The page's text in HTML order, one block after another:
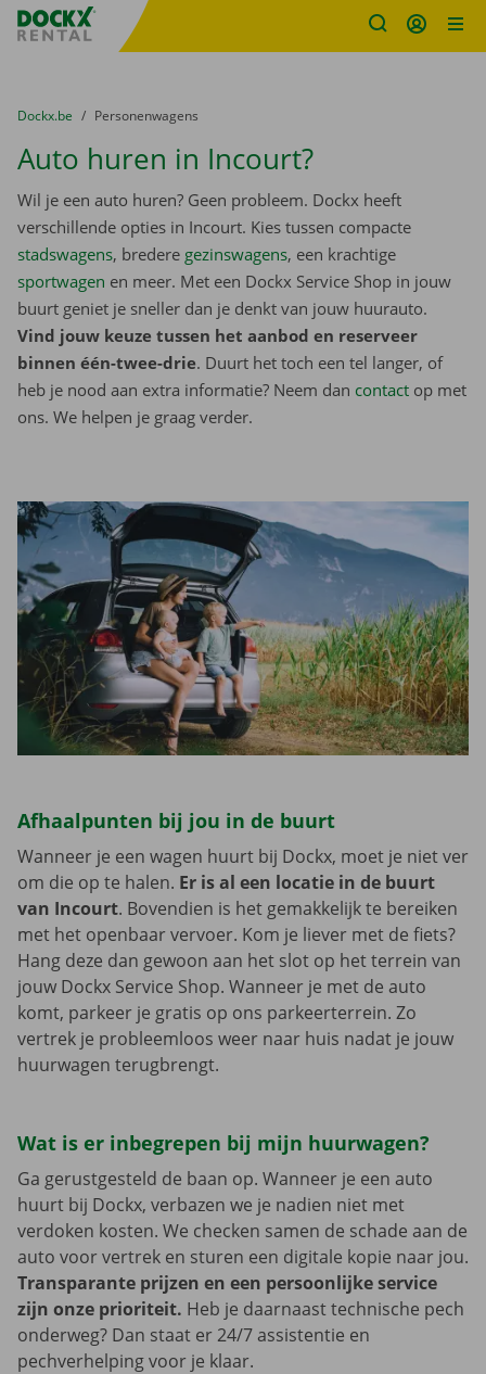
Fratello DEMO
U bevindt zich hier:
van
Dockx.be naar
Personenwagens
Auto huren in Incourt?
Wil je een auto huren? Geen probleem. Dockx heeft
verschillende opties in Incourt. Kies tussen compacte
stadswagens, bredere gezinswagens, een krachtige
sportwagen en meer. Met een Dockx Service Shop in jouw
buurt geniet je sneller dan je denkt van jouw huurauto.
Vind jouw keuze tussen het aanbod en reserveer
binnen één-twee-drie. Duurt het toch een tel langer, of
heb je nood aan extra informatie? Neem dan contact op met
ons. We helpen je graag verder.
Afhaalpunten bij jou in de buurt
Wanneer je een wagen huurt bij Dockx, moet je niet ver
om die op te halen. Er is al een locatie in de buurt
van Incourt. Bovendien is het gemakkelijk te bereiken
met het openbaar vervoer. Kom je liever met de fiets?
Hang deze dan gewoon aan het slot op het terrein van
jouw Dockx Service Shop. Wanneer je met de auto
komt, parkeer je gratis op ons parkeerterrein. Zo
vertrek je probleemloos weer naar huis nadat je jouw
huurwagen terugbrengt.
Wat is er inbegrepen bij mijn huurwagen?
Ga gerustgesteld de baan op. Wanneer je een auto
huurt bij Dockx, verbazen we je nadien niet met
verdoken kosten. We checken samen de schade aan de
auto voor vertrek en sturen een digitale kopie naar jou.
Transparante prijzen en een persoonlijke service
zijn onze prioriteit. Heb je daarnaast technische pech
onderweg? Dan staat er 24/7 assistentie en
pechverhelping voor je klaar.